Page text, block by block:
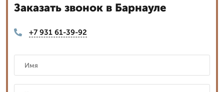
Заказать звонок в Барнауле
+7 931 61-39-92